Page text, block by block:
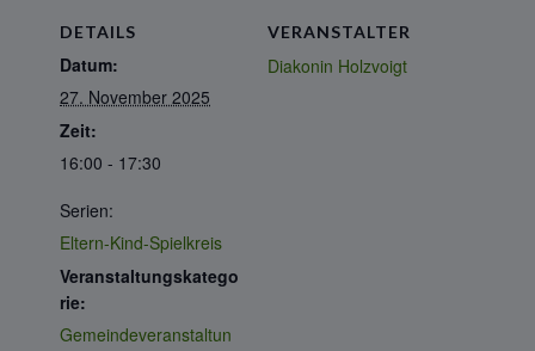
DETAILS
Datum:
27. November 2025
Zeit:
16:00 - 17:30
Serien:
Eltern-Kind-Spielkreis
Veranstaltungskatego
rie:
Gemeindeveranstaltun
VERANSTALTER
Diakonin Holzvoigt